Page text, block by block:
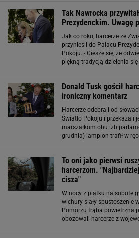
Tak Nawrocka
Prezydenckim. Uwagę
Jak co roku, harcerze ze
przynieśli do Pałacu
Pokoju. - Cieszę się, że
piękną tradycją dzielenia
Donald Tusk gościł
ironiczny komentarz
Harcerze odebrali od
Światło Pokoju i przekazali
marszałkom obu izb
grudnia) lampion trafił w
To oni jako pierwsi
harcerzom.
cisza"
W nocy z piątku na sobotę
wichury siały spustoszenie
Pomorzu trąba powietrzna
obozowali harcerze z